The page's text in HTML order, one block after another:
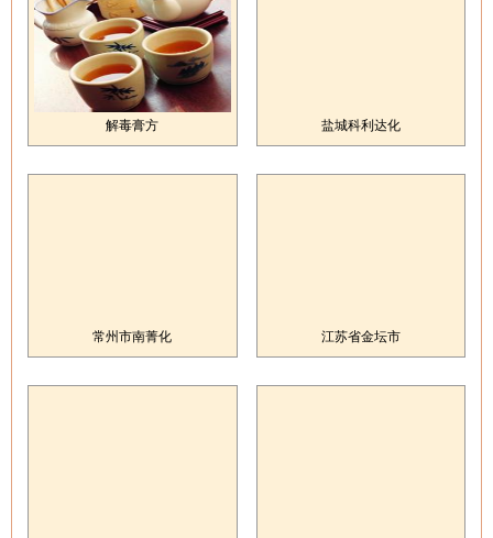
解毒膏方 盐城科利达化
常州市南菁化 江苏省金坛市